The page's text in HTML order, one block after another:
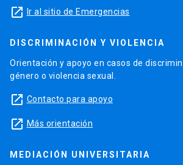
launch Ir al sitio de Emergencias
DISCRIMINACIÓN Y VIOLENCIA
Orientación y apoyo en casos de
género o violencia sexual.
launch Contacto para apoyo
launch Más orientación
MEDIACIÓN UNIVERSITARIA